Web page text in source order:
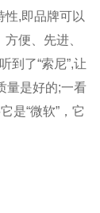
性,即品牌可以
便、先进、
到了“索尼”,让
量是好的;一看
是“微软”，它